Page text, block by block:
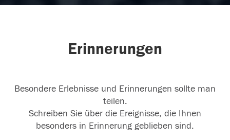
Erinnerungen
Besondere Erlebnisse und Erinnerungen sollte man
teilen.
Schreiben Sie über die Ereignisse, die Ihnen
besonders in Erinnerung geblieben sind.